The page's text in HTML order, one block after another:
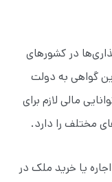
در کشورهای
گواهی به دولت
مالی لازم برای
مختلف را دارد.
یا خرید ملک در